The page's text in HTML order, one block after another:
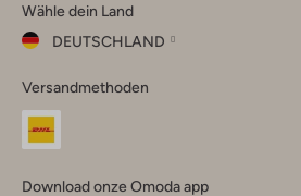
Instagram
Facebook
TikTok
Wähle dein Land
DEUTSCHLAND
dein
Land
Versandmethoden
Download onze Omoda app